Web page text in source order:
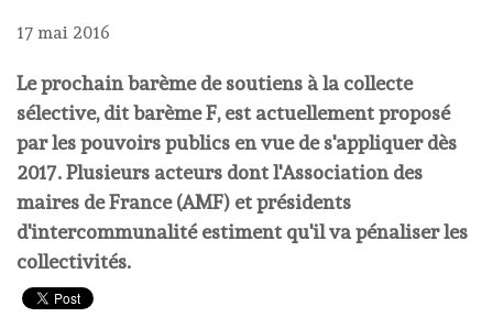
17 mai 2016
Le prochain barème de soutiens à la collecte
sélective, dit barème F, est actuellement proposé
par les pouvoirs publics en vue de s'appliquer dès
2017. Plusieurs acteurs dont l'Association des
maires de France (AMF) et présidents
d'intercommunalité estiment qu'il va pénaliser les
collectivités.